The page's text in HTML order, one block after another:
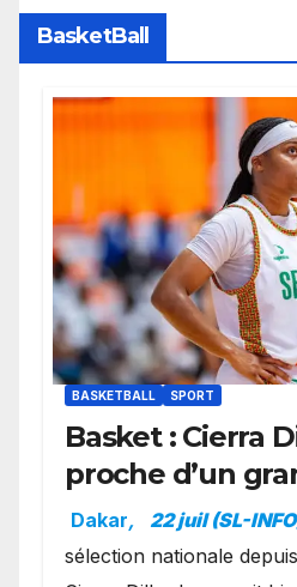
BasketBall
BASKETBALL SPORT
Basket : Cierra
proche d’un
avec les Lionnes
Dakar, 22 juil (SL-
sélection nationale